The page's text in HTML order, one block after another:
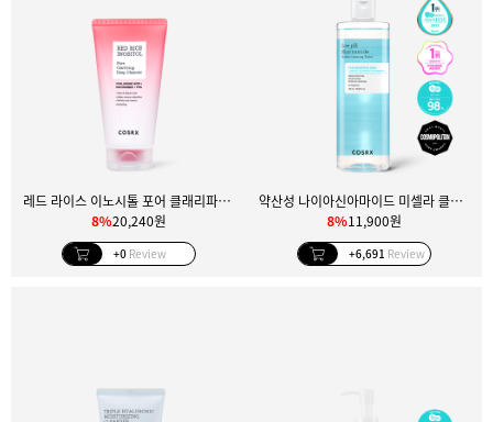
레드 라이스 이노시톨 포어 클래리파잉 딥 클렌저
8%20,240원
+0 Review
약산성 나이아신아마이드 미셀라 클렌징 워터 400ml
8%11,900원
+6,691 Review